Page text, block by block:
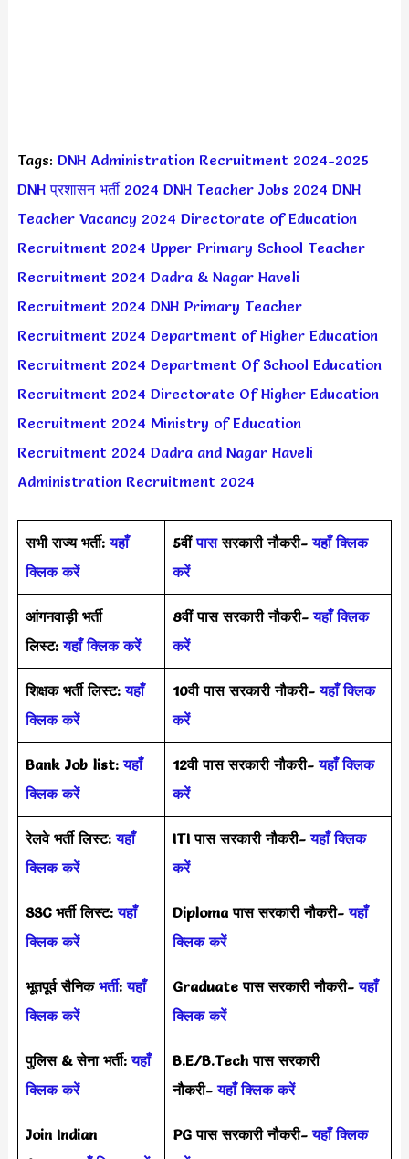
Tags: DNH Administration Recruitment 2024-2025
DNH प्रशासन भर्ती 2024 DNH Teacher Jobs 2024 DNH
Teacher Vacancy 2024 Directorate of Education
Recruitment 2024 Upper Primary School Teacher
Recruitment 2024 Dadra & Nagar Haveli
Recruitment 2024 DNH Primary Teacher
Recruitment 2024 Department of Higher Education
Recruitment 2024 Department Of School Education
Recruitment 2024 Directorate Of Higher Education
Recruitment 2024 Ministry of Education
Recruitment 2024 Dadra and Nagar Haveli
Administration Recruitment 2024
सभी राज्य भर्ती: यहाँ
क्लिक करें
5वींपाससरकारी नौकरी- यहाँ क्लिक
करें
आंगनवाड़ी भर्ती
लिस्ट: यहाँ क्लिक करें
8वीं पास सरकारी नौकरी- यहाँ क्लिक
करें
शिक्षक भर्ती लिस्ट: यहाँ
क्लिक करें
10वी पास सरकारी नौकरी- यहाँ क्लिक
करें
Bank Job list: यहाँ
क्लिक करें
12वी पास सरकारी नौकरी- यहाँ क्लिक
करें
रेलवे भर्ती लिस्ट: यहाँ
क्लिक करें
ITI पास सरकारी नौकरी- यहाँ क्लिक
करें
SSC भर्ती लिस्ट: यहाँ
क्लिक करें
Diploma पास सरकारी नौकरी- यहाँ
क्लिक करें
भूतपूर्व सैनिक भर्ती: यहाँ
क्लिक करें
Graduate पास सरकारी नौकरी- यहाँ
क्लिक करें
पुलिस & सेना भर्ती: यहाँ
क्लिक करें
B.E/B.Tech पास सरकारी
नौकरी- यहाँ क्लिक करें
Join Indian
PG पास सरकारी नौकरी- यहाँ क्लिक